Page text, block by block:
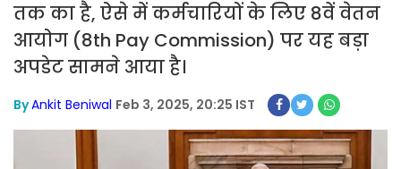
तक का है, ऐसे में कर्मचारियों के लिए 8वें वेतन
आयोग (8th Pay Commission) पर यह बड़ा
अपडेट सामने आया है।
ByAnkit Beniwal Feb 3, 2025, 20:25 IST